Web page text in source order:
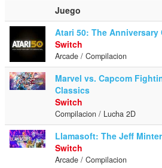
Juego
Atari 50: The Anniversary
Switch
Arcade / Compilacion
Marvel vs. Capcom
Classics
Switch
Compilacion / Lucha 2D
Llamasoft: The Jeff
Switch
Arcade / Compilacion